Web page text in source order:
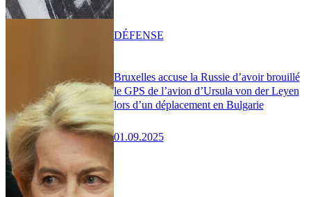
Bruxelles accuse la Russie d’avoir brouillé
le GPS de l’avion d’Ursula von der Leyen
lors d’un déplacement en Bulgarie
01.09.2025
DÉFENSE